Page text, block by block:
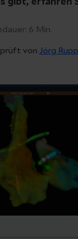
6 Min.
von Jörg